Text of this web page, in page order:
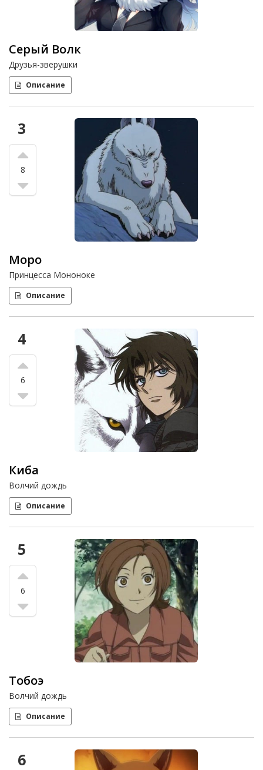
Серый Волк
Друзья-зверушки
Описание
3
8
Моро
Принцесса Мононоке
Описание
4
6
Киба
Волчий дождь
Описание
5
6
Тобоэ
Волчий дождь
Описание
6